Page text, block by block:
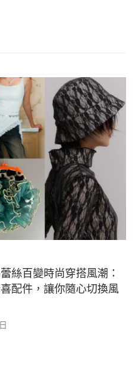
絲百變時尚穿搭風潮：
配件，讓你隨心切換風